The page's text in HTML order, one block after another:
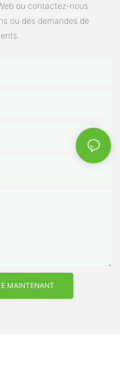
ou contactez-nous
ou des demandes de
MAINTENANT